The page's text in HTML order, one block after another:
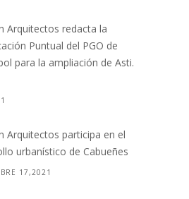
Arquitectos redacta la
Puntual del PGO de
para la ampliación de Asti.
Arquitectos participa en el
urbanístico de Cabueñes
17,2021